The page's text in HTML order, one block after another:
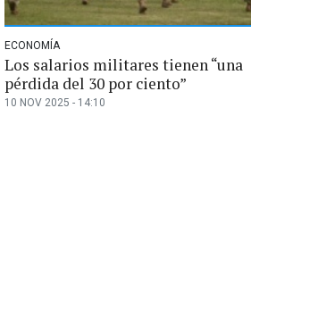
ECONOMÍA
Los salarios militares tienen “una
pérdida del 30 por ciento”
10 NOV 2025 - 14:10